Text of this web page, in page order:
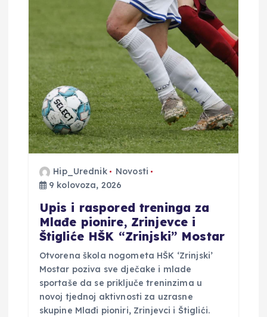
a
o
b
Hip_Urednik
Novosti
9 kolovoza, 2026
​Upis i raspored treninga za
Mlađe pionire, Zrinjevce i
Štigliće HŠK “Zrinjski” Mostar
​Otvorena škola nogometa HŠK ‘Zrinjski’
Mostar poziva sve dječake i mlade
sportaše da se priključe treninzima u
novoj tjednoj aktivnosti za uzrasne
skupine Mlađi pioniri, Zrinjevci i Štiglići. ​